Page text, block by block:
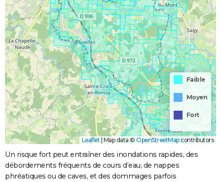
Faible
Moyen
Fort
Leaflet Map data ©OpenStreetMapcontributors
Un risque fort peut entraîner des inondations rapides, des
débordements fréquents de cours d’eau, de nappes
phréatiques ou de caves, et des dommages parfois